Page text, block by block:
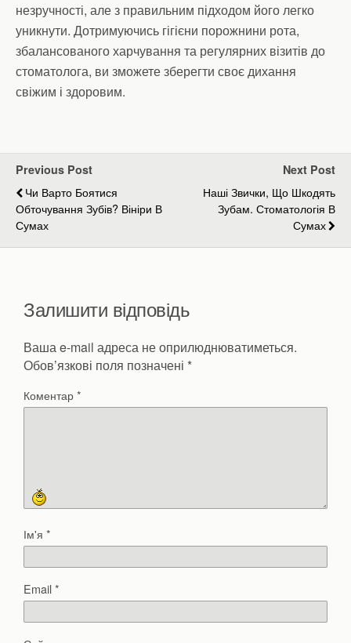
незручності, але з правильним підходом його легко
уникнути. Дотримуючись гігієни порожнини рота,
збалансованого харчування та регулярних візитів до
стоматолога, ви зможете зберегти своє дихання
свіжим і здоровим.
Previous Post
Чи Варто Боятися
Обточування Зубів? Вініри В
Сумах
Next Post
Наші Звички, Що Шкодять
Зубам. Стоматологія В
Сумах
Залишити відповідь
Ваша e-mail адреса не оприлюднюватиметься.
Обов’язкові поля позначені *
Коментар*
Ім'я *
Email*